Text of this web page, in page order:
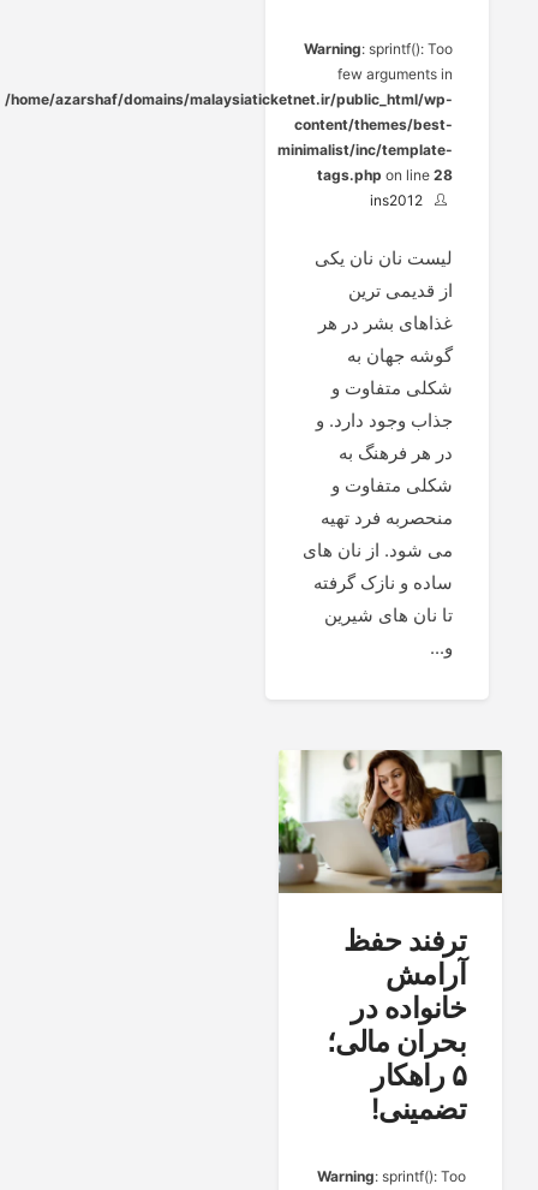
Warning: sprintf(): Too
few arguments in
/home/azarshaf/domains/malaysiaticketnet.ir/public_html/wp-
content/themes/best-
minimalist/inc/template-
tags.php on line28
ins2012
لیست نان نان یکی
از قدیمی ترین
غذاهای بشر در هر
گوشه جهان به
شکلی متفاوت و
جذاب وجود دارد. و
در هر فرهنگ به
شکلی متفاوت و
منحصربه فرد تهیه
می شود. از نان های
ساده و نازک گرفته
تا نان های شیرین
و...
ترفند حفظ
آرامش
خانواده در
بحران مالی؛
۵ راهکار
تضمینی!
Warning: sprintf(): Too